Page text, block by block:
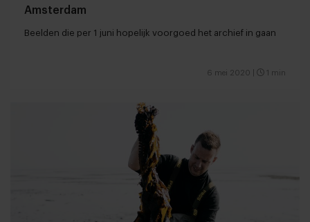
Amsterdam
Beelden die per 1 juni hopelijk voorgoed het archief in gaan
6 mei 2020 1 min